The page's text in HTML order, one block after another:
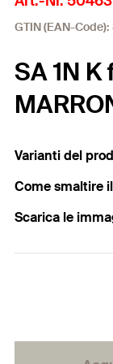
GTIN (EAN-
SA 1N
Varianti del
Come smaltire
Scarica le